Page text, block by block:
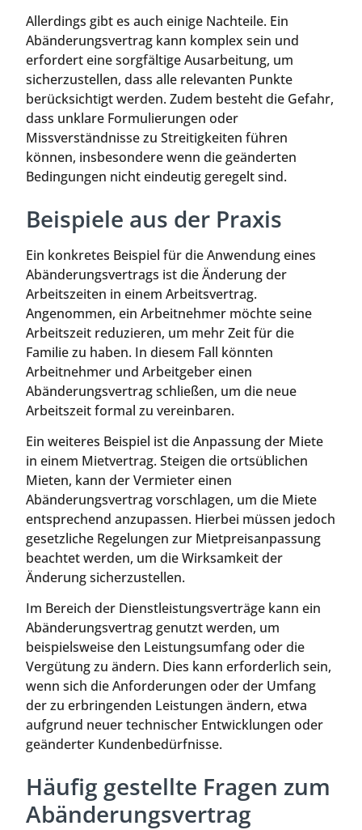
Allerdings gibt es auch einige Nachteile. Ein
Abänderungsvertrag kann komplex sein und
erfordert eine sorgfältige Ausarbeitung, um
sicherzustellen, dass alle relevanten Punkte
berücksichtigt werden. Zudem besteht die Gefahr,
dass unklare Formulierungen oder
Missverständnisse zu Streitigkeiten führen
können, insbesondere wenn die geänderten
Bedingungen nicht eindeutig geregelt sind.
Beispiele aus der Praxis
Ein konkretes Beispiel für die Anwendung eines
Abänderungsvertrags ist die Änderung der
Arbeitszeiten in einem Arbeitsvertrag.
Angenommen, ein Arbeitnehmer möchte seine
Arbeitszeit reduzieren, um mehr Zeit für die
Familie zu haben. In diesem Fall könnten
Arbeitnehmer und Arbeitgeber einen
Abänderungsvertrag schließen, um die neue
Arbeitszeit formal zu vereinbaren.
Ein weiteres Beispiel ist die Anpassung der Miete
in einem Mietvertrag. Steigen die ortsüblichen
Mieten, kann der Vermieter einen
Abänderungsvertrag vorschlagen, um die Miete
entsprechend anzupassen. Hierbei müssen jedoch
gesetzliche Regelungen zur Mietpreisanpassung
beachtet werden, um die Wirksamkeit der
Änderung sicherzustellen.
Im Bereich der Dienstleistungsverträge kann ein
Abänderungsvertrag genutzt werden, um
beispielsweise den Leistungsumfang oder die
Vergütung zu ändern. Dies kann erforderlich sein,
wenn sich die Anforderungen oder der Umfang
der zu erbringenden Leistungen ändern, etwa
aufgrund neuer technischer Entwicklungen oder
geänderter Kundenbedürfnisse.
Häufig gestellte Fragen zum
Abänderungsvertrag